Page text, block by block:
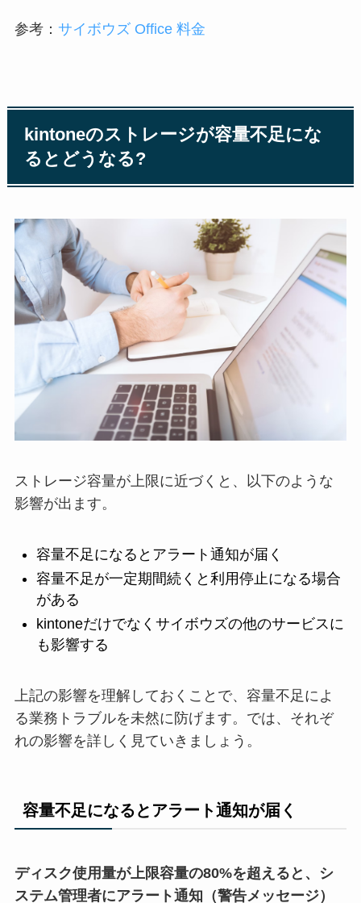
参考： サイボウズ Office 料金
kintoneのストレージが容量不足にな
るとどうなる?
ストレージ容量が上限に近づくと、以下のような
影響が出ます。
容量不足になるとアラート通知が届く
容量不足が一定期間続くと利用停止になる場合
がある
kintoneだけでなくサイボウズの他のサービスに
も影響する
上記の影響を理解しておくことで、容量不足によ
る業務トラブルを未然に防げます。では、それぞ
れの影響を詳しく見ていきましょう。
容量不足になるとアラート通知が届く
ディスク使用量が上限容量の80%を超えると、シ
ステム管理者にアラート通知（警告メッセージ）